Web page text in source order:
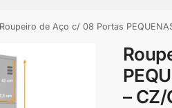
Roupeiro de Aço c/ 08 Portas
– CZ/